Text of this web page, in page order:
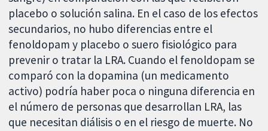
placebo o solución salina. En el caso de los efectos
secundarios, no hubo diferencias entre el
fenoldopam y placebo o suero fisiológico para
prevenir o tratar la LRA. Cuando el fenoldopam se
comparó con la dopamina (un medicamento
activo) podría haber poca o ninguna diferencia en
el número de personas que desarrollan LRA, las
que necesitan diálisis o en el riesgo de muerte. No